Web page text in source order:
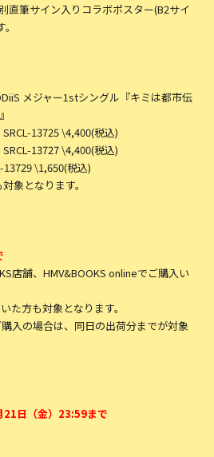
直筆サイン入りコラボポスター(B2サイ
メジャー1stシングル『キミは都市伝
13725 \4,400(税込)
13727 \4,400(税込)
13729 \1,650(税込)
象となります。
店舗、HMV&BOOKS onlineでご購入い
た方も対象となります。
入の場合は、同日の出荷分までが対象
日（金）23:59まで